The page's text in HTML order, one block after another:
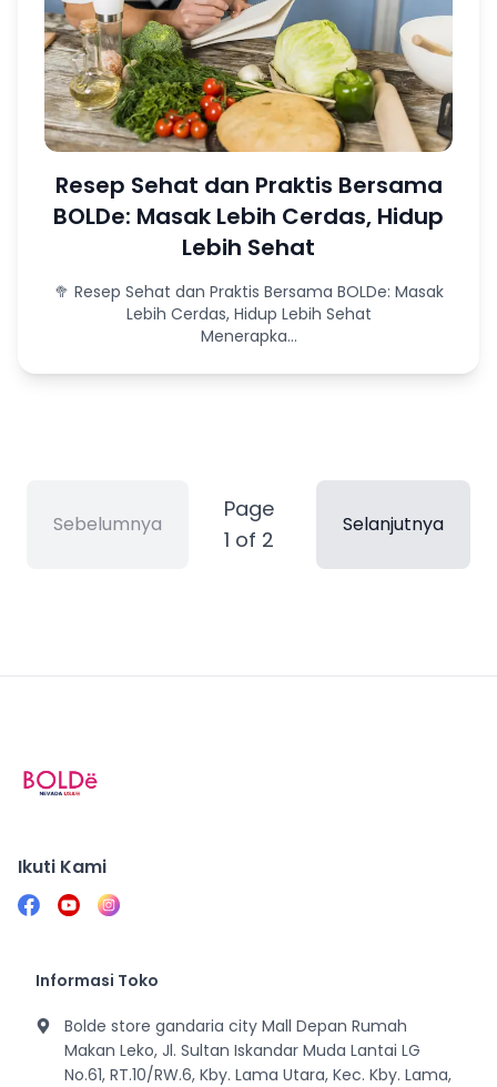
Resep Sehat dan Praktis Bersama
BOLDe: Masak Lebih Cerdas, Hidup
Lebih Sehat
🥦 Resep Sehat dan Praktis Bersama BOLDe: Masak
Lebih Cerdas, Hidup Lebih Sehat
Menerapka...
Sebelumnya
Page
1 of 2
Selanjutnya
Ikuti Kami
Informasi Toko
Bolde store gandaria city Mall Depan Rumah
Makan Leko, Jl. Sultan Iskandar Muda Lantai LG
No.61, RT.10/RW.6, Kby. Lama Utara, Kec. Kby. Lama,